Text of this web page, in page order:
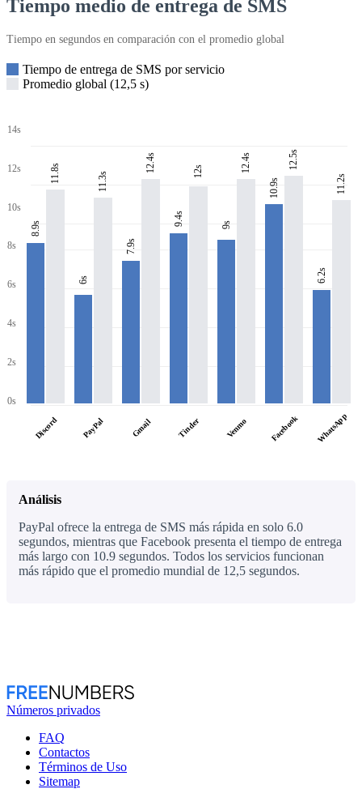
Tiempo medio de entrega de SMS
Tiempo en segundos en comparación con el promedio global
Tiempo de entrega de SMS por servicio
Promedio global (12,5 s)
14s
12s
10s
8s
6s
4s
2s
0s
8.9s
11.8s
Discord
6s
11.3s
PayPal
7.9s
12.4s
Gmail
9.4s
12s
Tinder
9s
12.4s
Venmo
10.9s
12.5s
Facebook
6.2s
11.2s
WhatsApp
Análisis
PayPal ofrece la entrega de SMS más rápida en solo 6.0
segundos, mientras que Facebook presenta el tiempo de entrega
más largo con 10.9 segundos. Todos los servicios funcionan
más rápido que el promedio mundial de 12,5 segundos.
Números privados
FAQ
Contactos
Términos de Uso
Sitemap